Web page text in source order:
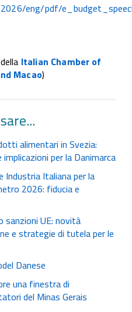
eng/pdf/
Italian Chamber of
Macao)
alimentari in Svezia:
per la Danimarca
Industria Italiana per la
2026: fiducia e
sanzioni UE: novità
e strategie di tutela per le
Danese
una finestra di
del Minas Gerais